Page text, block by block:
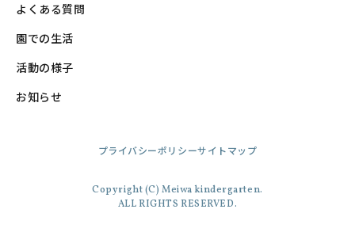
よくある質問
園での生活
活動の様子
お知らせ
プライバシーポリシーサイトマップ
Copyright (C) Meiwa kindergarten.
ALL RIGHTS RESERVED.